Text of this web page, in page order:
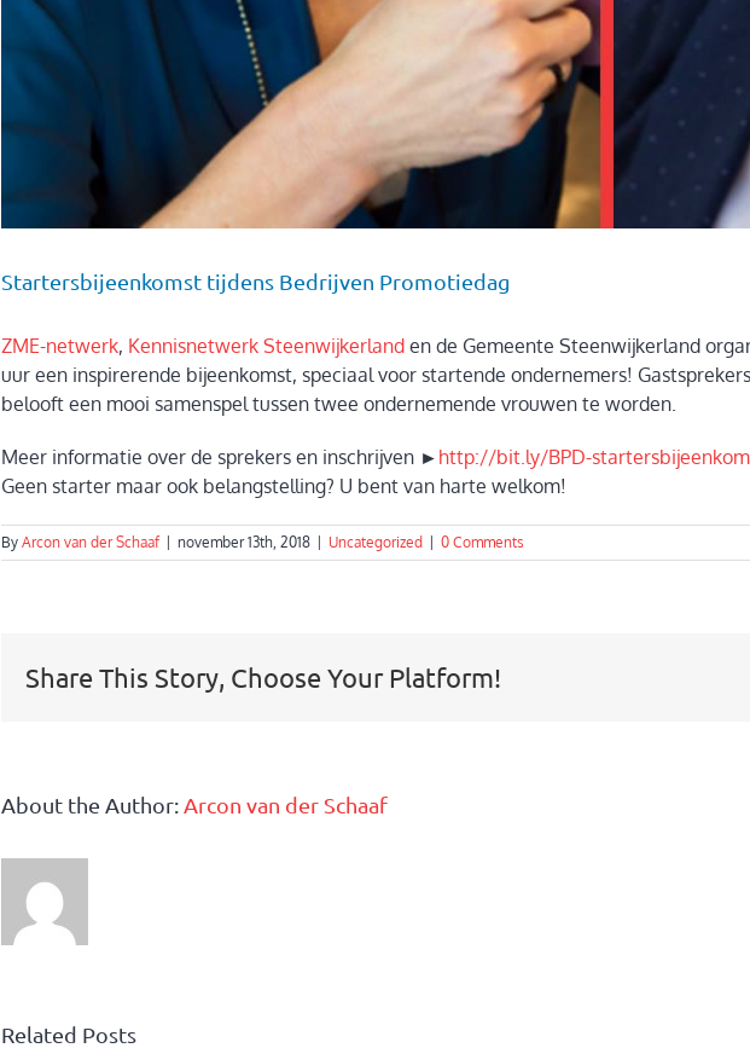
Startersbijeenkomst tijdens Bedrijven Promotiedag
ZME-netwerk, Kennisnetwerk Steenwijkerland en de Gemeente Steenwijkerland
uur een inspirerende bijeenkomst, speciaal voor startende ondernemers!
belooft een mooi samenspel tussen twee ondernemende vrouwen te worden.
Meer informatie over de sprekers en inschrijven ► http://bit.ly/BPD-
Geen starter maar ook belangstelling? U bent van harte welkom!
By Arcon van der Schaaf november 13th, 2018 Uncategorized 0 Comments
Share This Story, Choose Your Platform!
About the Author: Arcon van der Schaaf
Related Posts